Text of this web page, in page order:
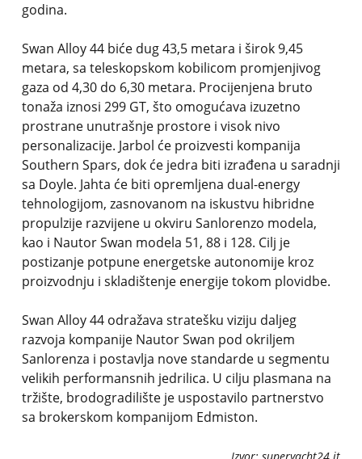
godina.
Swan Alloy 44 biće dug 43,5 metara i širok 9,45
metara, sa teleskopskom kobilicom promjenjivog
gaza od 4,30 do 6,30 metara. Procijenjena bruto
tonaža iznosi 299 GT, što omogućava izuzetno
prostrane unutrašnje prostore i visok nivo
personalizacije. Jarbol će proizvesti kompanija
Southern Spars, dok će jedra biti izrađena u saradnji
sa Doyle. Jahta će biti opremljena dual-energy
tehnologijom, zasnovanom na iskustvu hibridne
propulzije razvijene u okviru Sanlorenzo modela,
kao i Nautor Swan modela 51, 88 i 128. Cilj je
postizanje potpune energetske autonomije kroz
proizvodnju i skladištenje energije tokom plovidbe.
Swan Alloy 44 odražava stratešku viziju daljeg
razvoja kompanije Nautor Swan pod okriljem
Sanlorenza i postavlja nove standarde u segmentu
velikih performansnih jedrilica. U cilju plasmana na
tržište, brodogradilište je uspostavilo partnerstvo
sa brokerskom kompanijom Edmiston.